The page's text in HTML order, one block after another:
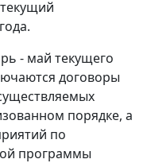
- май текущего
договоры
порядке, а
по
программы